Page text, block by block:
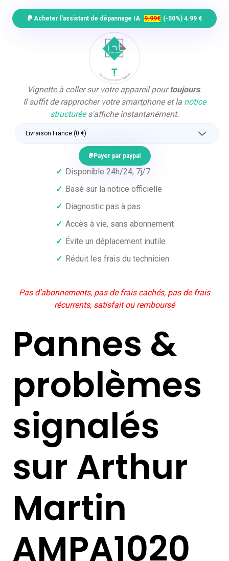
Acheter l'assistant de dépannage IA 9.99€ (-50%) 4.99 €
Vignette à coller sur votre appareil pourtoujours.
Il suffit de rapprocher votre smartphone et la notice
structurées'affiche instantanément.
Payer par paypal
✓ Disponible 24h/24, 7j/7
✓ Basé sur la notice officielle
✓ Diagnostic pas à pas
✓ Accès à vie, sans abonnement
✓ Évite un déplacement inutile
✓ Réduit les frais du technicien
Pas d'abonnements, pas de frais cachés, pas de frais
récurrents, satisfait ou remboursé
Pannes &
problèmes
signalés
sur Arthur
Martin
AMPA1020